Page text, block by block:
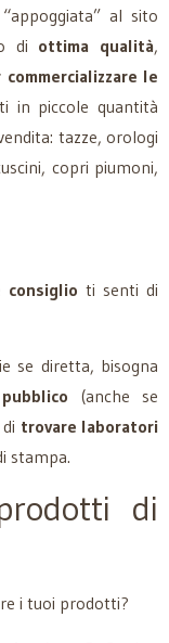
al sito
di ottima qualità,
le
in piccole quantità
tazze, orologi
copri piumoni,
consiglio ti senti di
se diretta, bisogna
(anche se
trovare laboratori
stampa.
di
i tuoi prodotti?